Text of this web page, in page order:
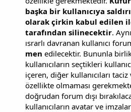
başka bir kullanıcıya
olarak çirkin kabul edilen
tarafından silinecektir.
ısrarlı davranan kullanıcı
men edilecektir. Bununla
kullanıcıların seçtikleri
içeren, diğer kullanıcıları
özellikte olmaması
doğrudan forum dışı
kullanıcıların avatar ve